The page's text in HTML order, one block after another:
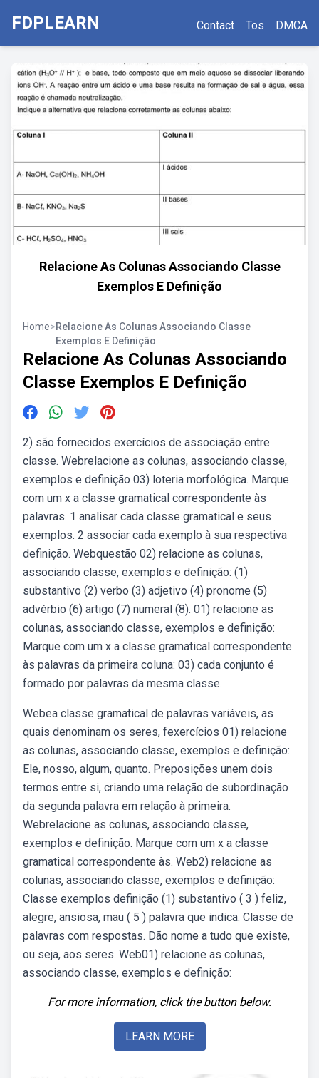
FDPLEARN Contact Tos DMCA
Relacione As Colunas Associando Classe
Exemplos E Definição
Home>Relacione As Colunas Associando Classe
Exemplos E Definição
Relacione As Colunas Associando
Classe Exemplos E Definição
2) são fornecidos exercícios de associação entre
classe. Webrelacione as colunas, associando classe,
exemplos e definição 03) loteria morfológica. Marque
com um x a classe gramatical correspondente às
palavras. 1 analisar cada classe gramatical e seus
exemplos. 2 associar cada exemplo à sua respectiva
definição. Webquestão 02) relacione as colunas,
associando classe, exemplos e definição: (1)
substantivo (2) verbo (3) adjetivo (4) pronome (5)
advérbio (6) artigo (7) numeral (8). 01) relacione as
colunas, associando classe, exemplos e definição:
Marque com um x a classe gramatical correspondente
às palavras da primeira coluna: 03) cada conjunto é
formado por palavras da mesma classe.
Webea classe gramatical de palavras variáveis, as
quais denominam os seres, fexercícios 01) relacione
as colunas, associando classe, exemplos e definição:
Ele, nosso, algum, quanto. Preposições unem dois
termos entre si, criando uma relação de subordinação
da segunda palavra em relação à primeira.
Webrelacione as colunas, associando classe,
exemplos e definição. Marque com um x a classe
gramatical correspondente às. Web2) relacione as
colunas, associando classe, exemplos e definição:
Classe exemplos definição (1) substantivo ( 3 ) feliz,
alegre, ansiosa, mau ( 5 ) palavra que indica. Classe de
palavras com respostas. Dão nome a tudo que existe,
ou seja, aos seres. Web01) relacione as colunas,
associando classe, exemplos e definição:
For more information, click the button below.
LEARN MORE